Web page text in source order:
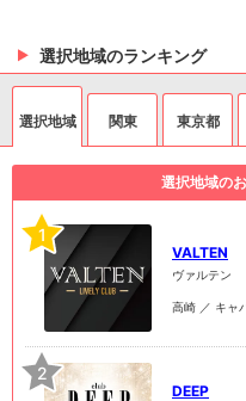
選択地域のランキング
選択地域 関東 東京都
選択地域の
1
VALTEN
ヴァルテン
高崎 ／ キャ
2
DEEP